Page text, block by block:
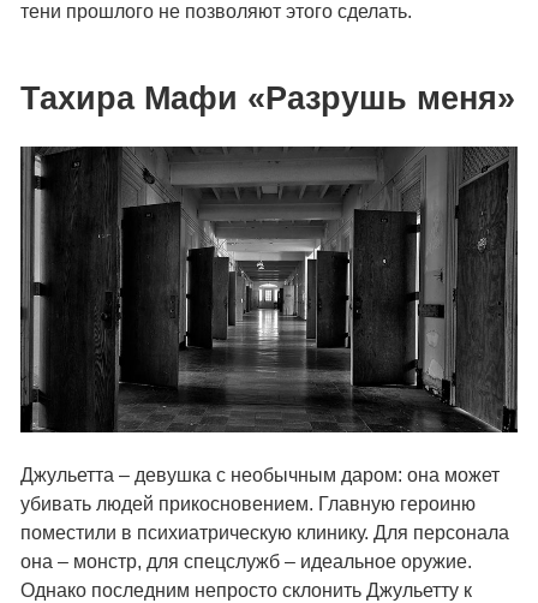
тени прошлого не позволяют этого сделать.
Тахира Мафи «Разрушь меня»
Джульетта – девушка с необычным даром: она может
убивать людей прикосновением. Главную героиню
поместили в психиатрическую клинику. Для персонала
она – монстр, для спецслужб – идеальное оружие.
Однако последним непросто склонить Джульетту к